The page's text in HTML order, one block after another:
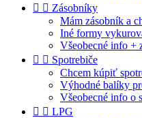
  Zásobníky
Mám zásobník a
Iné formy
Všeobecné info +
  Spotrebiče
Chcem kúpiť
Výhodné balíky
Všeobecné info o
  LPG